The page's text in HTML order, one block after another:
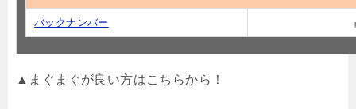
バックナンバー
▲まぐまぐが良い方はこちらから！